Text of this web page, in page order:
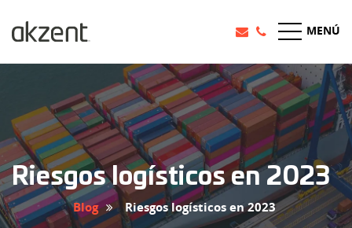
MENÚ
Riesgos logísticos en 2023
Blog Riesgos logísticos en 2023